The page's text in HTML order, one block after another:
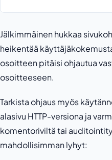
Jälkimmäinen hukkaa
heikentää
osoitteen pitäisi ohjautua
osoitteeseen.
Tarkista ohjaus myös
alasivu HTTP-versiona ja
komentoriviltä tai
mahdollisimman lyhyt: